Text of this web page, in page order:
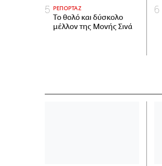
ΡΕΠΟΡΤΑΖ
Το θολό και δύσκολο
μέλλον της Μονής Σινά